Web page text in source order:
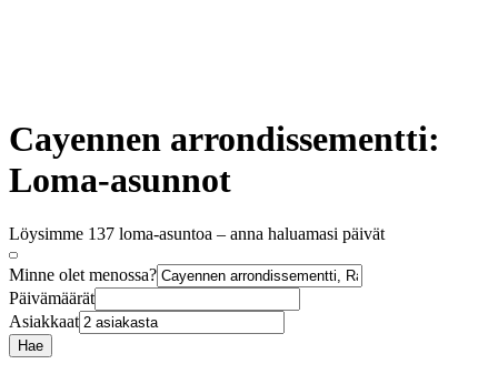
Cayennen arrondissementti:
Loma-asunnot
Löysimme 137 loma-asuntoa – anna haluamasi päivät
Minne olet menossa?
Päivämäärät
Asiakkaat
Hae